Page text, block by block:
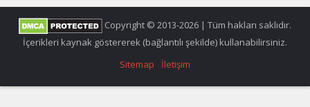
Copyright © 2013-2026 | Tüm hakları saklıdır.
İçerikleri kaynak göstererek (bağlantılı şekilde) kullanabilirsiniz.
Sitemap
İletişim